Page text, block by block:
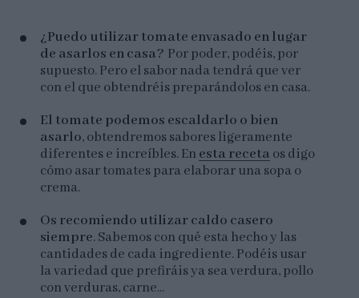
¿Puedo utilizar tomate envasado en lugar
de asarlos en casa? Por poder, podéis, por
supuesto. Pero el sabor nada tendrá que ver
con el que obtendréis preparándolos en casa.
El tomate podemos escaldarlo o bien
asarlo, obtendremos sabores ligeramente
diferentes e increíbles. En esta recetaos digo
cómo asar tomates para elaborar una sopa o
crema.
Os recomiendo utilizar caldo casero
siempre. Sabemos con qué esta hecho y las
cantidades de cada ingrediente. Podéis usar
la variedad que prefiráis ya sea verdura, pollo
con verduras, carne...